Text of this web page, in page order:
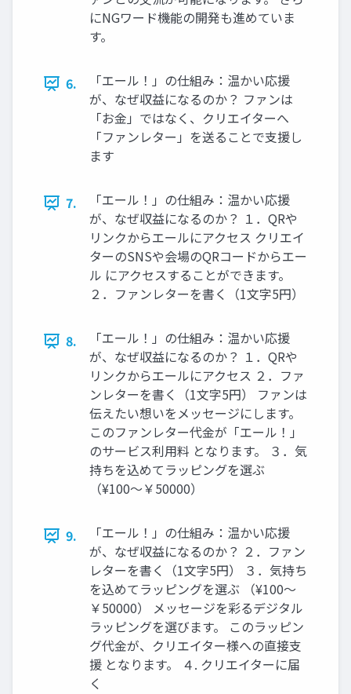
にNGワード機能の開発も進めていま
す。
6.
「エール！」の仕組み：温かい応援
が、なぜ収益になるのか？ ファンは
「お金」ではなく、クリエイターへ
「ファンレター」を送ることで支援し
ます
7.
「エール！」の仕組み：温かい応援
が、なぜ収益になるのか？ １．QRや
リンクからエールにアクセス クリエイ
ターのSNSや会場のQRコードからエー
ル にアクセスすることができます。
２．ファンレターを書く（1文字5円）
8.
「エール！」の仕組み：温かい応援
が、なぜ収益になるのか？ １．QRや
リンクからエールにアクセス ２．ファ
ンレターを書く（1文字5円） ファンは
伝えたい想いをメッセージにします。
このファンレター代金が「エール！」
のサービス利用料 となります。 ３．気
持ちを込めてラッピングを選ぶ
（¥100〜￥50000）
9.
「エール！」の仕組み：温かい応援
が、なぜ収益になるのか？ ２．ファン
レターを書く（1文字5円） ３．気持ち
を込めてラッピングを選ぶ （¥100〜
￥50000） メッセージを彩るデジタル
ラッピングを選びます。 このラッピン
グ代金が、クリエイター様への直接支
援 となります。 ４. クリエイターに届
く